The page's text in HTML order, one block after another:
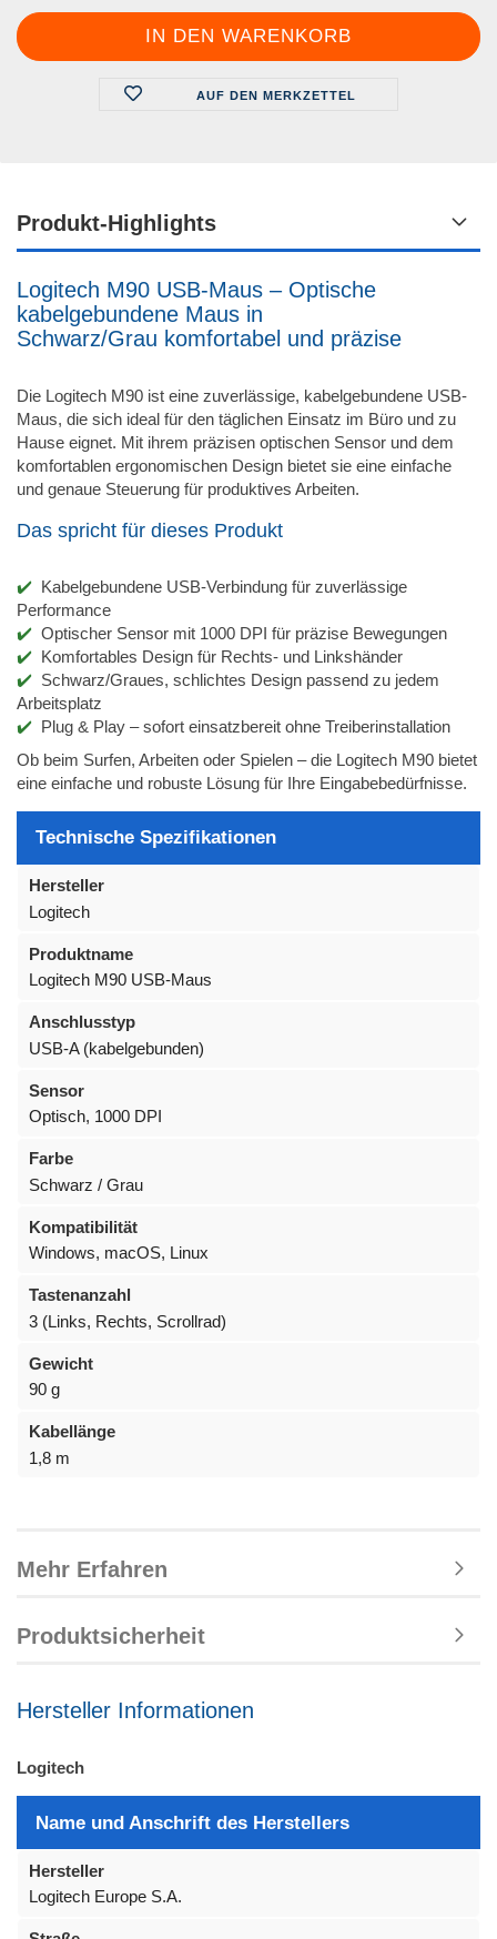
AUF DEN MERKZETTEL
Produkt-Highlights
Logitech M90 USB-Maus – Optische
kabelgebundene Maus in
Schwarz/Grau komfortabel und präzise
Die Logitech M90 ist eine zuverlässige, kabelgebundene USB-
Maus, die sich ideal für den täglichen Einsatz im Büro und zu
Hause eignet. Mit ihrem präzisen optischen Sensor und dem
komfortablen ergonomischen Design bietet sie eine einfache
und genaue Steuerung für produktives Arbeiten.
Das spricht für dieses Produkt
Kabelgebundene USB-Verbindung für zuverlässige
Performance
Optischer Sensor mit 1000 DPI für präzise Bewegungen
Komfortables Design für Rechts- und Linkshänder
Schwarz/Graues, schlichtes Design passend zu jedem
Arbeitsplatz
Plug & Play – sofort einsatzbereit ohne Treiberinstallation
Ob beim Surfen, Arbeiten oder Spielen – die Logitech M90 bietet
eine einfache und robuste Lösung für Ihre Eingabebedürfnisse.
Technische Spezifikationen
Hersteller
Logitech
Produktname
Logitech M90 USB-Maus
Anschlusstyp
USB-A (kabelgebunden)
Sensor
Optisch, 1000 DPI
Farbe
Schwarz / Grau
Kompatibilität
Windows, macOS, Linux
Tastenanzahl
3 (Links, Rechts, Scrollrad)
Gewicht
90 g
Kabellänge
1,8 m
Mehr Erfahren
Produktsicherheit
Hersteller Informationen
Logitech
Name und Anschrift des Herstellers
Hersteller
Logitech Europe S.A.